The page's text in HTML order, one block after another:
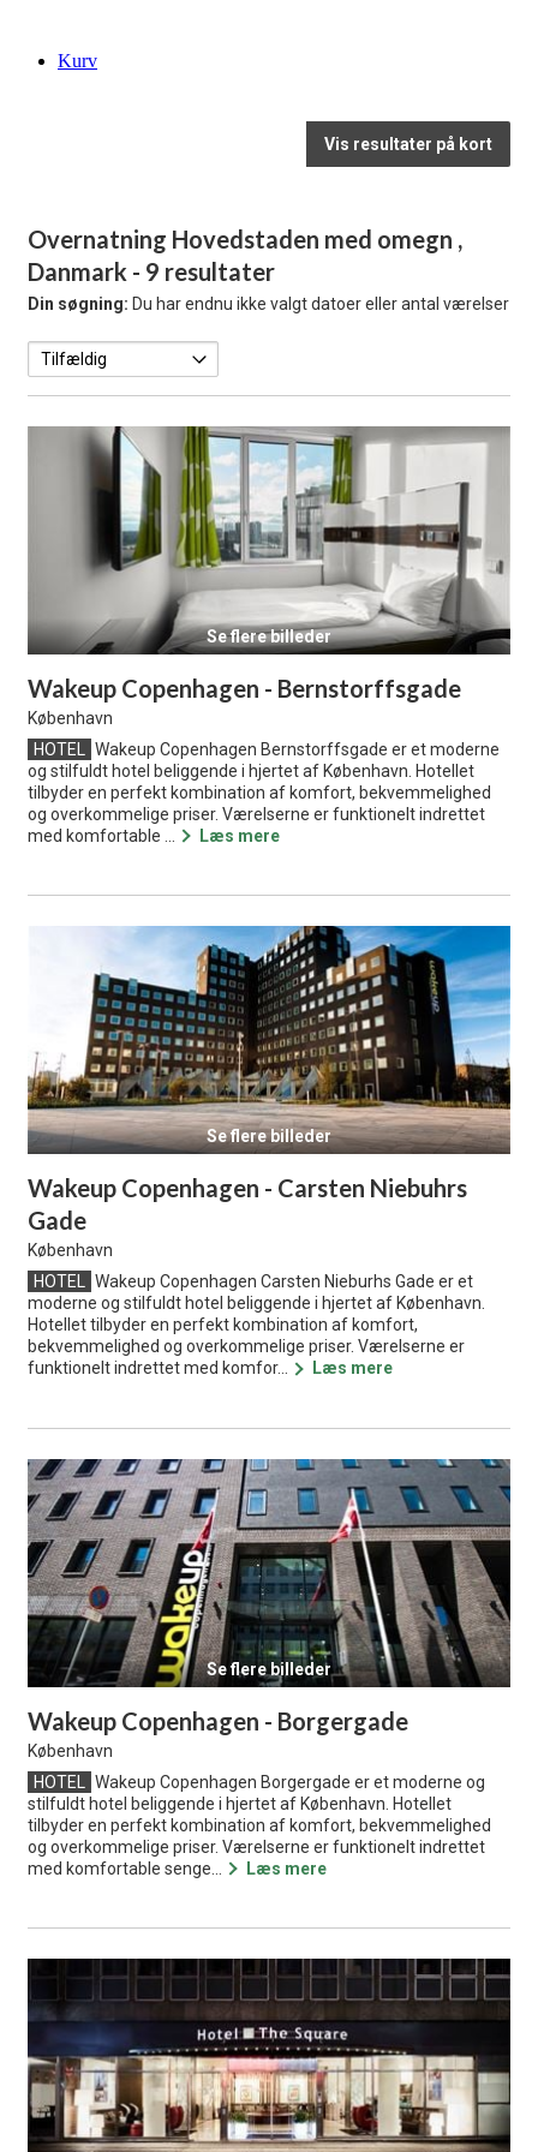
Kurv
Overnatning Hovedstaden med omegn ,
Danmark - 9 resultater
Din søgning: Du har endnu ikke valgt datoer eller antal værelser
Wakeup Copenhagen - Bernstorffsgade
København
HOTEL
Wakeup Copenhagen Bernstorffsgade er et moderne
og stilfuldt hotel beliggende i hjertet af København. Hotellet
tilbyder en perfekt kombination af komfort, bekvemmelighed
og overkommelige priser. Værelserne er funktionelt indrettet
med komfortable ...
Læs mere
Se flere billeder
Wakeup Copenhagen - Carsten Niebuhrs
Gade
København
HOTEL Wakeup Copenhagen Carsten Nieburhs Gade er et
moderne og stilfuldt hotel beliggende i hjertet af København.
Hotellet tilbyder en perfekt kombination af komfort,
bekvemmelighed og overkommelige priser. Værelserne er
funktionelt indrettet med komfor...
Læs mere
Se flere billeder
Wakeup Copenhagen - Borgergade
København
HOTEL
Wakeup Copenhagen Borgergade er et moderne og
stilfuldt hotel beliggende i hjertet af København. Hotellet
tilbyder en perfekt kombination af komfort, bekvemmelighed
og overkommelige priser. Værelserne er funktionelt indrettet
med komfortable senge...
Læs mere
Se flere billeder
Vis resultater på kort